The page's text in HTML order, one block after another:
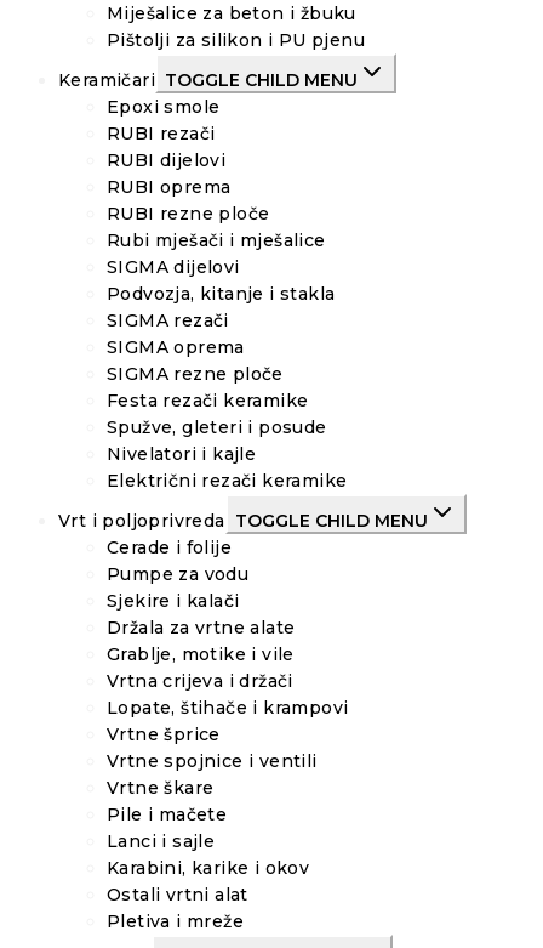
Miješalice za beton i žbuku
Pištolji za silikon i PU pjenu
Keramičari TOGGLE CHILD MENU
Epoxi smole
RUBI rezači
RUBI dijelovi
RUBI oprema
RUBI rezne ploče
Rubi mješači i mješalice
SIGMA dijelovi
Podvozja, kitanje i stakla
SIGMA rezači
SIGMA oprema
SIGMA rezne ploče
Festa rezači keramike
Spužve, gleteri i posude
Nivelatori i kajle
Električni rezači keramike
Vrt i poljoprivreda
TOGGLE CHILD MENU
Cerade i folije
Pumpe za vodu
Sjekire i kalači
Držala za vrtne alate
Grablje, motike i vile
Vrtna crijeva i držači
Lopate, štihače i krampovi
Vrtne šprice
Vrtne spojnice i ventili
Vrtne škare
Pile i mačete
Lanci i sajle
Karabini, karike i okov
Ostali vrtni alat
Pletiva i mreže